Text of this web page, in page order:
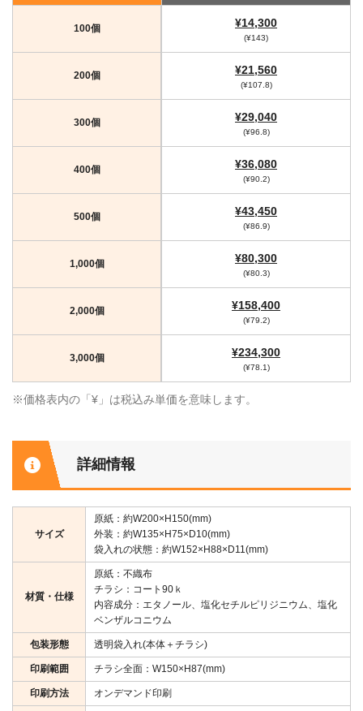
100個 ¥14,300
(¥143)
200個 ¥21,560
(¥107.8)
300個 ¥29,040
(¥96.8)
400個 ¥36,080
(¥90.2)
500個 ¥43,450
(¥86.9)
1,000個 ¥80,300
(¥80.3)
2,000個 ¥158,400
(¥79.2)
3,000個 ¥234,300
(¥78.1)
※価格表内の「¥」は税込み単価を意味します。
詳細情報
サイズ
原紙：約W200×H150(mm)
外装：約W135×H75×D10(mm)
袋入れの状態：約W152×H88×D11(mm)
材質・仕様
原紙：不織布
チラシ：コート90ｋ
内容成分：エタノール、塩化セチルピリジニウム、塩化
ベンザルコニウム
包装形態 透明袋入れ(本体＋チラシ)
印刷範囲 チラシ全面：W150×H87(mm)
印刷方法 オンデマンド印刷